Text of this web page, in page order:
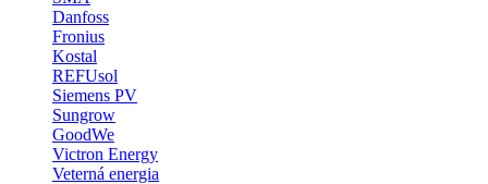
Danfoss
Fronius
Kostal
REFUsol
Siemens PV
Sungrow
GoodWe
Victron Energy
Veterná energia